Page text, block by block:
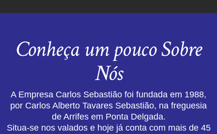
Conheça um pouco Sobre
Nós
A Empresa Carlos Sebastião foi fundada em 1988,
por Carlos Alberto Tavares Sebastião, na freguesia
de Arrifes em Ponta Delgada.
Situa-se nos valados e hoje já conta com mais de 45